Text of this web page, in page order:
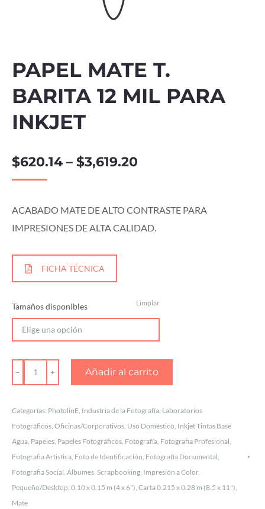
PAPEL MATE T.
BARITA 12 MIL PARA
INKJET
$620.14 – $3,619.20
ACABADO MATE DE ALTO CONTRASTE PARA
IMPRESIONES DE ALTA CALIDAD.
FICHA TÉCNICA
Tamaños disponibles Limpiar
PAPEL
MATE
BARITA
12
MIL
PARA
INKJET
Añadir al carrito
Categorías: PhotolinE, Industria de la Fotografía, Laboratorios
Fotográficos, Oficinas/Corporativos, Uso Doméstico, Inkjet Tintas Base
Agua, Papeles, Papeles Fotográficos, Fotografía, Fotografia Profesional,
Fotografia Artistica, Foto de Identificación, Fotografía Documental,
Fotografia Social, Álbumes, Scrapbooking, Impresión a Color,
Pequeño/Desktop, 0.10 x 0.15 m (4 x 6"), Carta 0.215 x 0.28 m (8.5 x 11"),
Mate